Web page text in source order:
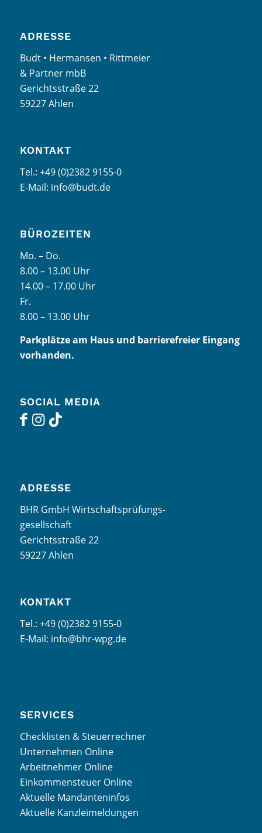
ADRESSE
Budt • Hermansen • Rittmeier
& Partner mbB
Gerichtsstraße 22
59227 Ahlen
KONTAKT
Tel.: +49 (0)2382 9155-0
E-Mail: info@budt.de
BÜROZEITEN
Mo. – Do.
8.00 – 13.00 Uhr
14.00 – 17.00 Uhr
Fr.
8.00 – 13.00 Uhr
Parkplätze am Haus und barrierefreier Eingang
vorhanden.
SOCIAL MEDIA
ADRESSE
BHR GmbH Wirtschaftsprüfungs-
gesellschaft
Gerichtsstraße 22
59227 Ahlen
KONTAKT
Tel.: +49 (0)2382 9155-0
E-Mail: info@bhr-wpg.de
SERVICES
Checklisten & Steuerrechner
Unternehmen Online
Arbeitnehmer Online
Einkommensteuer Online
Aktuelle Mandanteninfos
Aktuelle Kanzleimeldungen